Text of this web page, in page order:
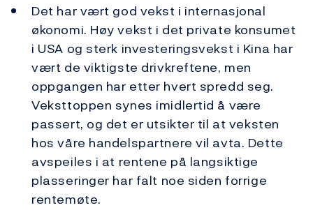
Det har vært god vekst i internasjonal
økonomi. Høy vekst i det private konsumet
i USA og sterk investeringsvekst i Kina har
vært de viktigste drivkreftene, men
oppgangen har etter hvert spredd seg.
Veksttoppen synes imidlertid å være
passert, og det er utsikter til at veksten
hos våre handelspartnere vil avta. Dette
avspeiles i at rentene på langsiktige
plasseringer har falt noe siden forrige
rentemøte.